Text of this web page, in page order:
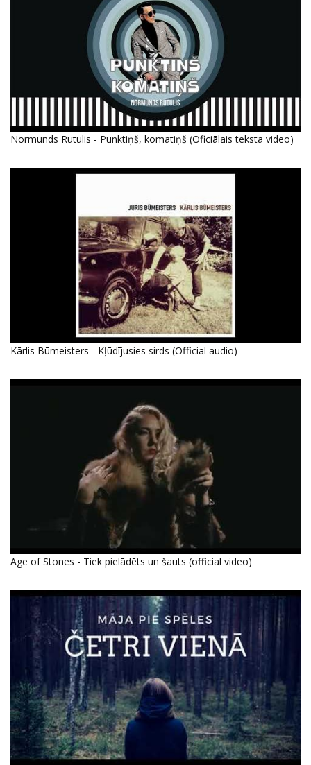
Normunds Rutulis - Punktiņš, komatiņš (Oficiālais teksta video)
Kārlis Būmeisters - Kļūdījusies sirds (Official audio)
Age of Stones - Tiek pielādēts un šauts (official video)